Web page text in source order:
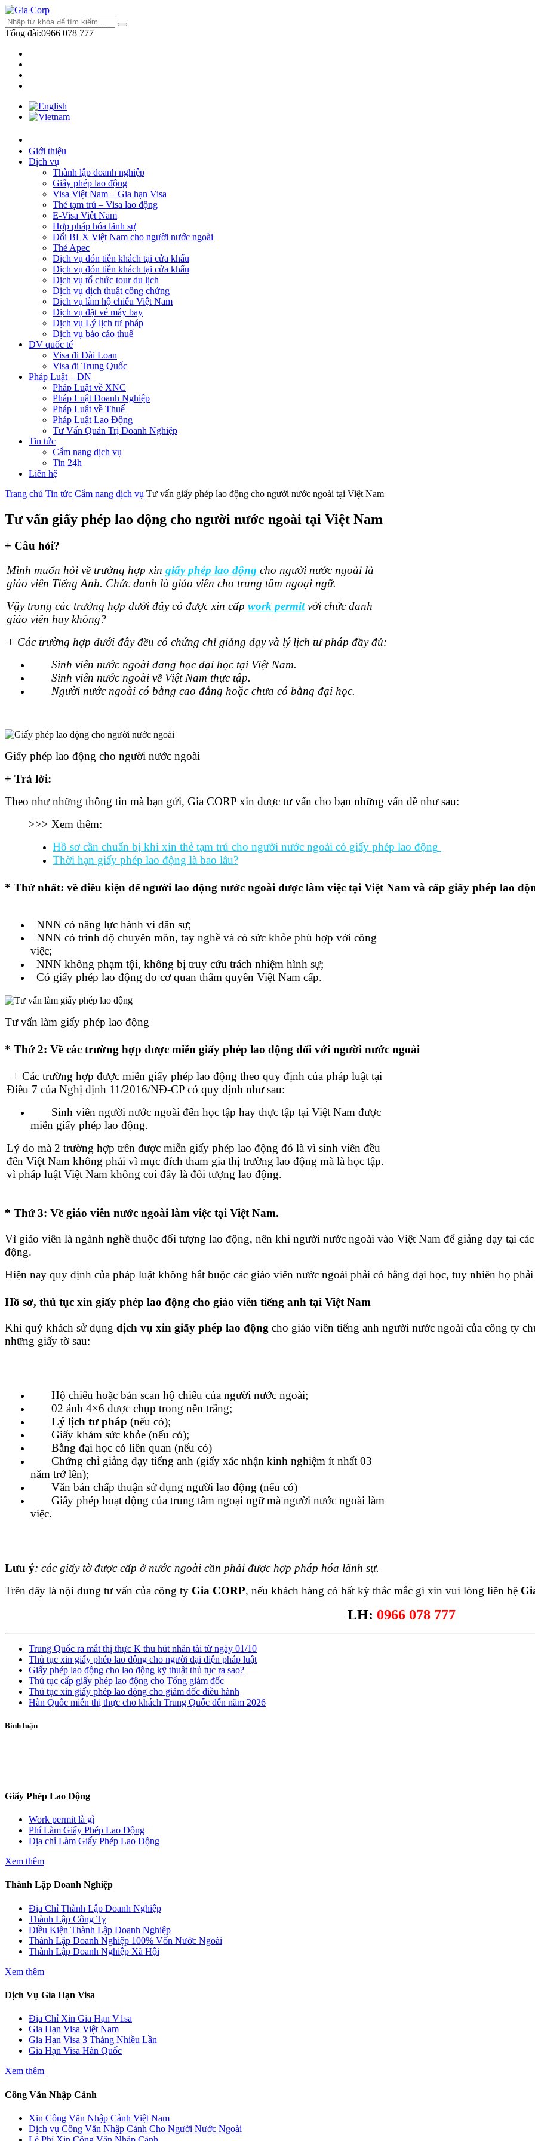
Tổng đài:0966 078 777
Giới thiệu
Dịch vụ
Thành lập doanh nghiệp
Giấy phép lao động
Visa Việt Nam – Gia hạn Visa
Thẻ tạm trú – Visa lao động
E-Visa Việt Nam
Hợp pháp hóa lãnh sự
Đổi BLX Việt Nam cho người nước ngoài
Thẻ Apec
Dịch vụ đón tiễn khách tại cửa khẩu
Dịch vụ đón tiễn khách tại cửa khẩu
Dịch vụ tổ chức tour du lịch
Dịch vụ dịch thuật công chứng
Dịch vụ làm hộ chiếu Việt Nam
Dịch vụ đặt vé máy bay
Dịch vụ Lý lịch tư pháp
Dịch vụ báo cáo thuế
DV quốc tế
Visa đi Đài Loan
Visa đi Trung Quốc
Pháp Luật – DN
Pháp Luật về XNC
Pháp Luật Doanh Nghiệp
Pháp Luật về Thuế
Pháp Luật Lao Động
Tư Vấn Quản Trị Doanh Nghiệp
Tin tức
Cẩm nang dịch vụ
Tin 24h
Liên hệ
Trang chủ Tin tức Cẩm nang dịch vụ Tư vấn giấy phép lao động cho người nước ngoài tại Việt Nam
Tư vấn giấy phép lao động cho người nước ngoài tại Việt Nam
+ Câu hỏi?
Mình muốn hỏi về trường hợp xin giấy phép lao động cho người nước ngoài là
giáo viên Tiếng Anh. Chức danh là giáo viên cho trung tâm ngoại ngữ.
Vậy trong các trường hợp dưới đây có được xin cấp work permitvới chức danh
giáo viên hay không?
+ Các trường hợp dưới đây đều có chứng chỉ giảng dạy và lý lịch tư pháp đầy đủ:
Sinh viên nước ngoài đang học đại học tại Việt Nam.
Sinh viên nước ngoài về Việt Nam thực tập.
Người nước ngoài có bằng cao đẳng hoặc chưa có bằng đại học.
Giấy phép lao động cho người nước ngoài
+ Trả lời:
Theo như những thông tin mà bạn gửi, Gia CORP xin được tư vấn cho bạn những vấn đề như sau:
>>> Xem thêm:
Hồ sơ cần chuẩn bị khi xin thẻ tạm trú cho người nước ngoài có giấy phép lao động
Thời hạn giấy phép lao động là bao lâu?
* Thứ nhất: về điều kiện để người lao động nước ngoài được làm việc tại Việt Nam và cấp giấy phép lao
NNN có năng lực hành vi dân sự;
NNN có trình độ chuyên môn, tay nghề và có sức khỏe phù hợp với công
việc;
NNN không phạm tội, không bị truy cứu trách nhiệm hình sự;
Có giấy phép lao động do cơ quan thẩm quyền Việt Nam cấp.
Tư vấn làm giấy phép lao động
* Thứ 2: Về các trường hợp được miễn giấy phép lao động đối với người nước ngoài
+ Các trường hợp được miễn giấy phép lao động theo quy định của pháp luật tại
Điều 7 của Nghị định 11/2016/NĐ-CP có quy định như sau:
Sinh viên người nước ngoài đến học tập hay thực tập tại Việt Nam được
miễn giấy phép lao động.
Lý do mà 2 trường hợp trên được miễn giấy phép lao động đó là vì sinh viên đều
đến Việt Nam không phải vì mục đích tham gia thị trường lao động mà là học tập.
vì pháp luật Việt Nam không coi đây là đối tượng lao động.
* Thứ 3: Về giáo viên nước ngoài làm việc tại Việt Nam.
Vì giáo viên là ngành nghề thuộc đối tượng lao động, nên khi người nước ngoài vào Việt Nam để giảng dạy tại
động.
Hiện nay quy định của pháp luật không bắt buộc các giáo viên nước ngoài phải có bằng đại học, tuy nhiên họ
Hồ sơ, thủ tục xin giấy phép lao động cho giáo viên tiếng anh tại Việt Nam
Khi quý khách sử dụng dịch vụ xin giấy phép lao động cho giáo viên tiếng anh người nước ngoài của công ty
những giấy tờ sau:
Hộ chiếu hoặc bản scan hộ chiếu của người nước ngoài;
02 ảnh 4×6 được chụp trong nền trắng;
Lý lịch tư pháp (nếu có);
Giấy khám sức khỏe (nếu có);
Bằng đại học có liên quan (nếu có)
Chứng chỉ giảng dạy tiếng anh (giấy xác nhận kinh nghiệm ít nhất 03
năm trở lên);
Văn bản chấp thuận sử dụng người lao động (nếu có)
Giấy phép hoạt động của trung tâm ngoại ngữ mà người nước ngoài làm
việc.
Lưu ý: các giấy tờ được cấp ở nước ngoài cần phải được hợp pháp hóa lãnh sự.
Trên đây là nội dung tư vấn của công ty Gia CORP, nếu khách hàng có bất kỳ thắc mắc gì xin vui lòng liên hệ
LH: 0966 078 777
Trung Quốc ra mắt thị thực K thu hút nhân tài từ ngày 01/10
Thủ tục xin giấy phép lao động cho người đại diện pháp luật
Giấy phép lao động cho lao động kỹ thuật thủ tục ra sao?
Thủ tục cấp giấy phép lao động cho Tổng giám đốc
Thủ tục xin giấy phép lao động cho giám đốc điều hành
Hàn Quốc miễn thị thực cho khách Trung Quốc đến năm 2026
Bình luận
Giấy Phép Lao Động
Work permit là gì
Phí Làm Giấy Phép Lao Động
Địa chỉ Làm Giấy Phép Lao Động
Xem thêm
Thành Lập Doanh Nghiệp
Địa Chỉ Thành Lập Doanh Nghiệp
Thành Lập Công Ty
Điều Kiện Thành Lập Doanh Nghiệp
Thành Lập Doanh Nghiệp 100% Vốn Nước Ngoài
Thành Lập Doanh Nghiệp Xã Hội
Xem thêm
Dịch Vụ Gia Hạn Visa
Địa Chỉ Xin Gia Hạn V1sa
Gia Hạn Visa Việt Nam
Gia Hạn Visa 3 Tháng Nhiều Lần
Gia Hạn Visa Hàn Quốc
Xem thêm
Công Văn Nhập Cảnh
Xin Công Văn Nhập Cảnh Việt Nam
Dịch vụ Công Văn Nhập Cảnh Cho Người Nước Ngoài